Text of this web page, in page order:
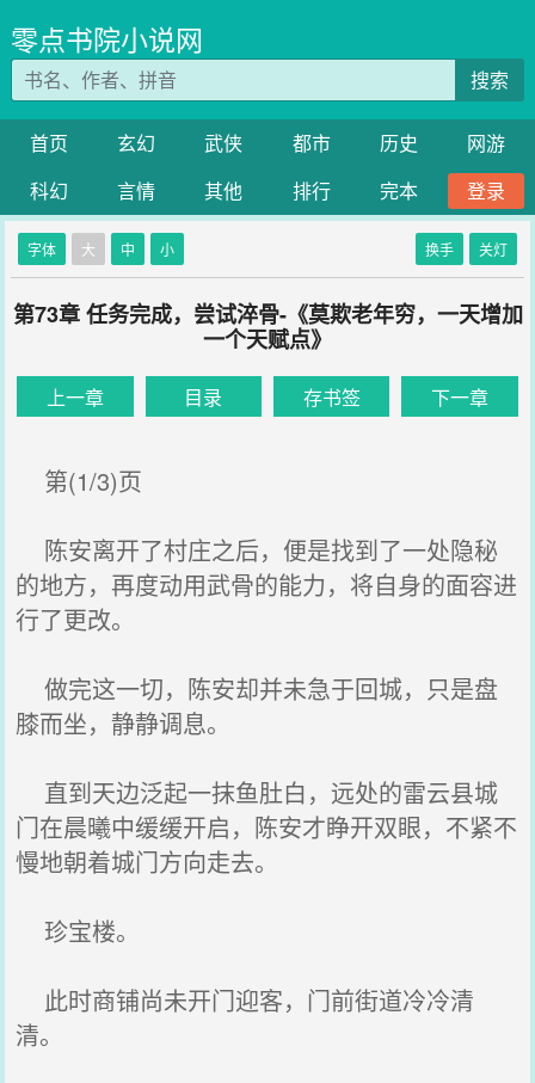
零点书院小说网
搜索
首页 玄幻 武侠 都市 历史
网游
科幻
言情 其他 排行 完本 登录
字体 大 中 小 换手 关灯
第73章 任务完成，尝试淬骨-《莫欺老年穷，一天增加
一个天赋点》
上一章 目录 存书签 下一章
第(1/3)页
陈安离开了村庄之后，便是找到了一处隐秘
的地方，再度动用武骨的能力，将自身的面容进
行了更改。
做完这一切，陈安却并未急于回城，只是盘
膝而坐，静静调息。
直到天边泛起一抹鱼肚白，远处的雷云县城
门在晨曦中缓缓开启，陈安才睁开双眼，不紧不
慢地朝着城门方向走去。
珍宝楼。
此时商铺尚未开门迎客，门前街道冷冷清
清。